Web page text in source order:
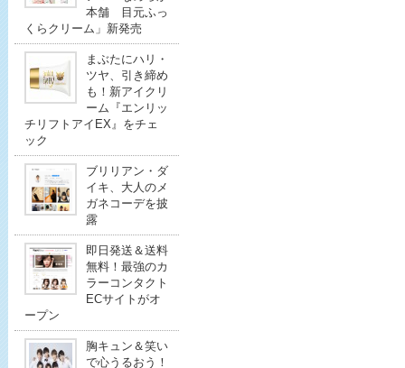
本舗 目元ふっ
くらクリーム」新発売
まぶたにハリ・
ツヤ、引き締め
も！新アイクリ
ーム『エンリッ
チリフトアイEX』をチェ
ック
ブリリアン・ダ
イキ、大人のメ
ガネコーデを披
露
即日発送＆送料
無料！最強のカ
ラーコンタクト
ECサイトがオ
ープン
胸キュン＆笑い
で心うるおう！